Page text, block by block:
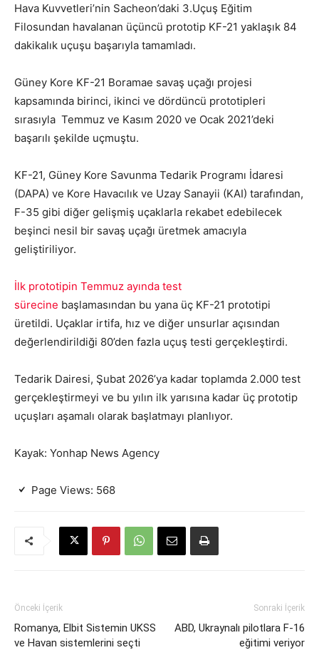
Hava Kuvvetleri’nin Sacheon’daki 3.Uçuş Eğitim
Filosundan havalanan üçüncü prototip KF-21 yaklaşık 84
dakikalık uçuşu başarıyla tamamladı.
Güney Kore KF-21 Boramae savaş uçağı projesi
kapsamında birinci, ikinci ve dördüncü prototipleri
sırasıyla Temmuz ve Kasım 2020 ve Ocak 2021’deki
başarılı şekilde uçmuştu.
KF-21, Güney Kore Savunma Tedarik Programı İdaresi
(DAPA) ve Kore Havacılık ve Uzay Sanayii (KAI) tarafından,
F-35 gibi diğer gelişmiş uçaklarla rekabet edebilecek
beşinci nesil bir savaş uçağı üretmek amacıyla
geliştiriliyor.
İlk prototipin Temmuz ayında test
sürecine başlamasından bu yana üç KF-21 prototipi
üretildi. Uçaklar irtifa, hız ve diğer unsurlar açısından
değerlendirildiği 80’den fazla uçuş testi gerçekleştirdi.
Tedarik Dairesi, Şubat 2026’ya kadar toplamda 2.000 test
gerçekleştirmeyi ve bu yılın ilk yarısına kadar üç prototip
uçuşları aşamalı olarak başlatmayı planlıyor.
Kayak: Yonhap News Agency
Page Views: 568
Önceki İçerik
Romanya, Elbit Sistemin UKSS
ve Havan sistemlerini seçti
Sonraki İçerik
ABD, Ukraynalı pilotlara F-16
eğitimi veriyor